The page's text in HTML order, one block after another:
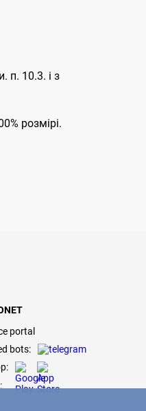
п. 10.3. і з
розмірі.
portal
bots: